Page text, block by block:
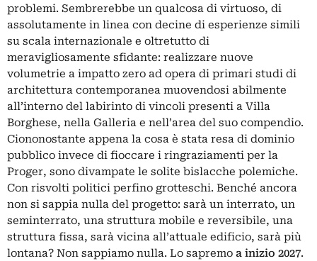
problemi. Sembrerebbe un qualcosa di virtuoso, di
assolutamente in linea con decine di esperienze simili
su scala internazionale e oltretutto di
meravigliosamente sfidante: realizzare nuove
volumetrie a impatto zero ad opera di primari studi di
architettura contemporanea muovendosi abilmente
all’interno del labirinto di vincoli presenti a Villa
Borghese, nella Galleria e nell’area del suo compendio.
Ciononostante appena la cosa è stata resa di dominio
pubblico invece di fioccare i ringraziamenti per la
Proger, sono divampate le solite bislacche polemiche.
Con risvolti politici perfino grotteschi. Benché ancora
non si sappia nulla del progetto: sarà un interrato, un
seminterrato, una struttura mobile e reversibile, una
struttura fissa, sarà vicina all’attuale edificio, sarà più
lontana? Non sappiamo nulla. Lo sapremo a inizio 2027.